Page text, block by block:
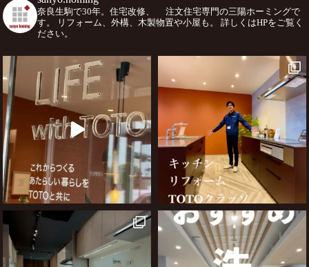
奈良生駒で30年。住宅改修、
注文住宅専門の三陽ホーミングで
す。
リフォーム、外構、木製物置や小屋も。
詳しくはHPをご覧く
ださい。